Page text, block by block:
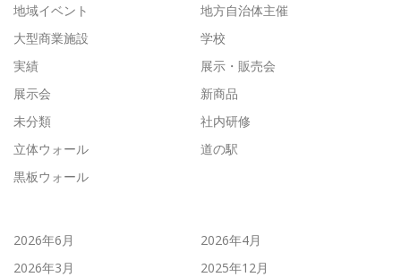
地域イベント
地方自治体主催
大型商業施設
学校
実績
展示・販売会
展示会
新商品
未分類
社内研修
立体ウォール
道の駅
黒板ウォール
2026年6月
2026年4月
2026年3月
2025年12月